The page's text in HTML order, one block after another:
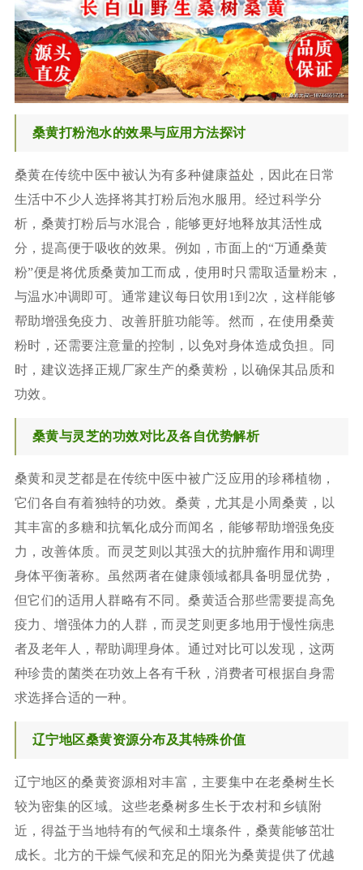
桑黄打粉泡水的效果与应用方法探讨
桑黄在传统中医中被认为有多种健康益处，因此在日常
生活中不少人选择将其打粉后泡水服用。经过科学分
析，桑黄打粉后与水混合，能够更好地释放其活性成
分，提高便于吸收的效果。例如，市面上的“万通桑黄
粉”便是将优质桑黄加工而成，使用时只需取适量粉末，
与温水冲调即可。通常建议每日饮用1到2次，这样能够
帮助增强免疫力、改善肝脏功能等。然而，在使用桑黄
粉时，还需要注意量的控制，以免对身体造成负担。同
时，建议选择正规厂家生产的桑黄粉，以确保其品质和
功效。
桑黄与灵芝的功效对比及各自优势解析
桑黄和灵芝都是在传统中医中被广泛应用的珍稀植物，
它们各自有着独特的功效。桑黄，尤其是小周桑黄，以
其丰富的多糖和抗氧化成分而闻名，能够帮助增强免疫
力，改善体质。而灵芝则以其强大的抗肿瘤作用和调理
身体平衡著称。虽然两者在健康领域都具备明显优势，
但它们的适用人群略有不同。桑黄适合那些需要提高免
疫力、增强体力的人群，而灵芝则更多地用于慢性病患
者及老年人，帮助调理身体。通过对比可以发现，这两
种珍贵的菌类在功效上各有千秋，消费者可根据自身需
求选择合适的一种。
辽宁地区桑黄资源分布及其特殊价值
辽宁地区的桑黄资源相对丰富，主要集中在老桑树生长
较为密集的区域。这些老桑树多生长于农村和乡镇附
近，得益于当地特有的气候和土壤条件，桑黄能够茁壮
成长。北方的干燥气候和充足的阳光为桑黄提供了优越